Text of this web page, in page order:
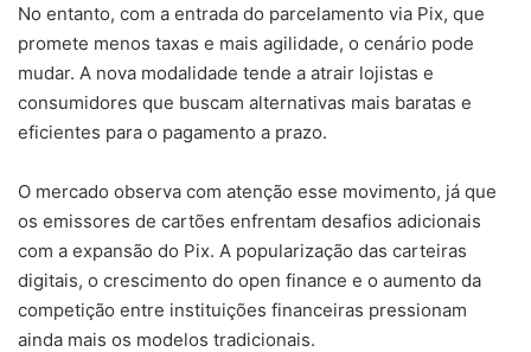
No entanto, com a entrada do parcelamento via Pix, que
promete menos taxas e mais agilidade, o cenário pode
mudar. A nova modalidade tende a atrair lojistas e
consumidores que buscam alternativas mais baratas e
eficientes para o pagamento a prazo.
O mercado observa com atenção esse movimento, já que
os emissores de cartões enfrentam desafios adicionais
com a expansão do Pix. A popularização das carteiras
digitais, o crescimento do open finance e o aumento da
competição entre instituições financeiras pressionam
ainda mais os modelos tradicionais.